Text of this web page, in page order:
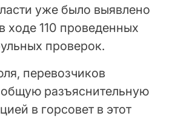
уже было выявлено
ходе 110 проведенных
проверок.
перевозчиков
общую разъяснительную
в горсовет в этот